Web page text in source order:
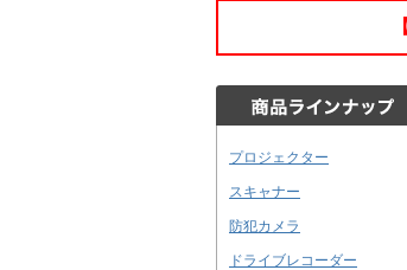
プロジェクター
スキャナー
防犯カメラ
ドライブレコーダー